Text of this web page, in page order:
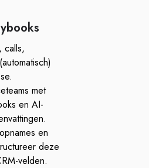
calls,
met
en AI-
en
deze
velden.